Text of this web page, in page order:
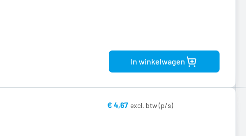
In winkelwagen
€ 4,67